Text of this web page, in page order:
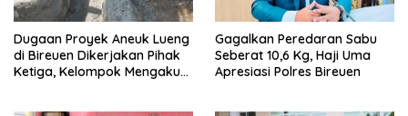
Dugaan Proyek Aneuk Lueng
di Bireuen Dikerjakan Pihak
Ketiga, Kelompok Mengaku
Gagalkan Peredaran Sabu
Seberat 10,6 Kg, Haji Uma
Apresiasi Polres Bireuen